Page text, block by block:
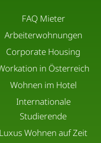
FAQ Mieter
Arbeiterwohnungen
Corporate Housing
in Österreich
Wohnen im Hotel
Internationale
Studierende
Luxus Wohnen auf Zeit